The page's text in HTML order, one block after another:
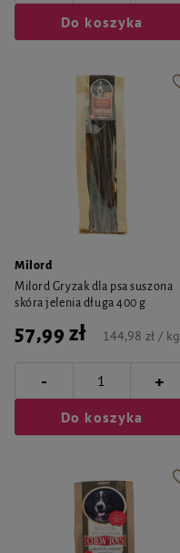
Do koszyka
Milord
Milord Gryzak dla psa suszona
skóra jelenia długa 400 g
57,99 zł 144,98 zł / kg
- +
Do koszyka